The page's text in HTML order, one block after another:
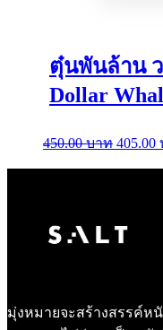
ตุ๋นพันล้าน
Dollar
450.00บาท Original
price
was:
405.00
มุ่งหมายจะสร้างสรรค์ห